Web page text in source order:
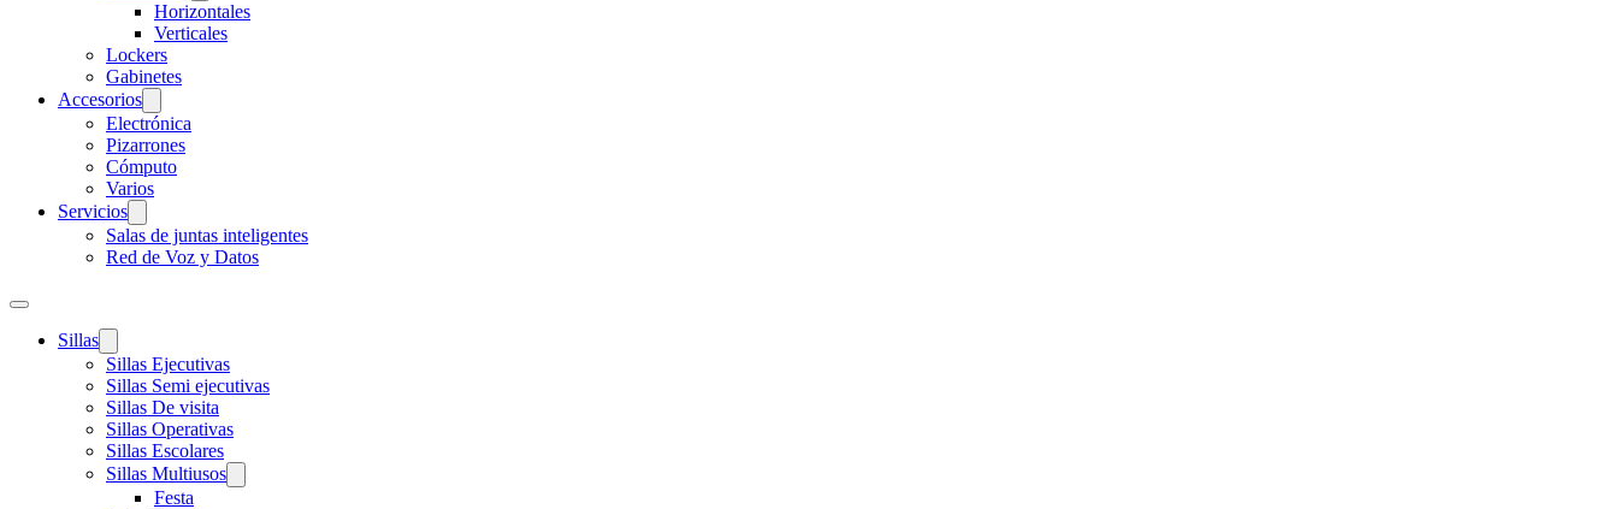
Horizontales
Verticales
Lockers
Gabinetes
Accesorios
Electrónica
Pizarrones
Cómputo
Varios
Servicios
Salas de juntas inteligentes
Red de Voz y Datos
Sillas
Sillas Ejecutivas
Sillas Semi ejecutivas
Sillas De visita
Sillas Operativas
Sillas Escolares
Sillas Multiusos
Festa